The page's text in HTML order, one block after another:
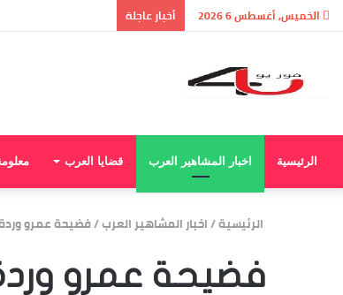
الخميس, أغسطس 6 2026 أخبار عاجلة
الرئيسية اخبار المشاهير العرب قضايا العرب
الرئيسية/اخبار المشاهير العرب/فضيحة عمرو
فضيحة عمرو